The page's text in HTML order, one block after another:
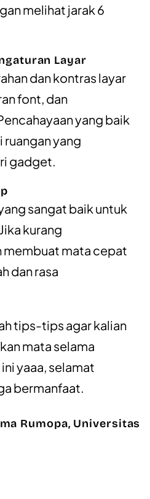
melihat jarak 6
Layar
dan kontras layar
font, dan
yang baik
ruangan yang
gadget.
sangat baik untuk
kurang
membuat mata cepat
dan rasa
tips-tips agar kalian
mata selama
yaaa, selamat
bermanfaat.
Rumopa, Universitas